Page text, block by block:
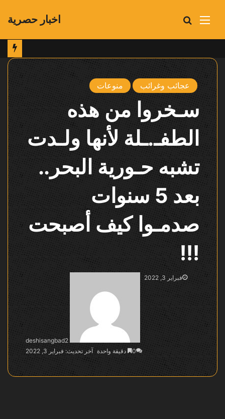
القائمة اخبار حصرية
عجائب وغرائب منوعات
سـخروا من هذه
الطفـ.ـلة لأنها ولـدت
تشبه حـورية البحر..
بعد 5 سنوات
صدمـوا كيف أصبحت
!!!
deshisangbad2
فبراير 3, 2022
آخر تحديث: فبراير 3, 2022 0 دقيقة واحدة